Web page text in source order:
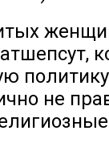
не